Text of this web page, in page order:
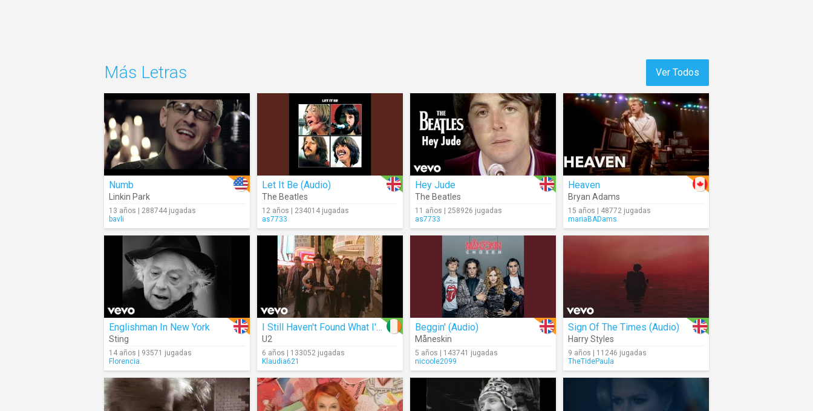
Ver Todos
Más Letras
Numb
Linkin Park
13 años | 288744 jugadas
bavli
Let It Be (Audio)
The Beatles
12 años | 234014 jugadas
as7733
Hey Jude
The Beatles
11 años | 258926 jugadas
as7733
Heaven
Bryan Adams
15 años | 48772 jugadas
mariaBADams
Englishman In New York
Sting
14 años | 93571 jugadas
Florencia.
I Still Haven't Found What I'm Looking For
U2
6 años | 133052 jugadas
Klaudia621
Beggin' (Audio)
Måneskin
5 años | 143741 jugadas
nicoole2099
Sign Of The Times (Audio)
Harry Styles
9 años | 11246 jugadas
TheTidePaula